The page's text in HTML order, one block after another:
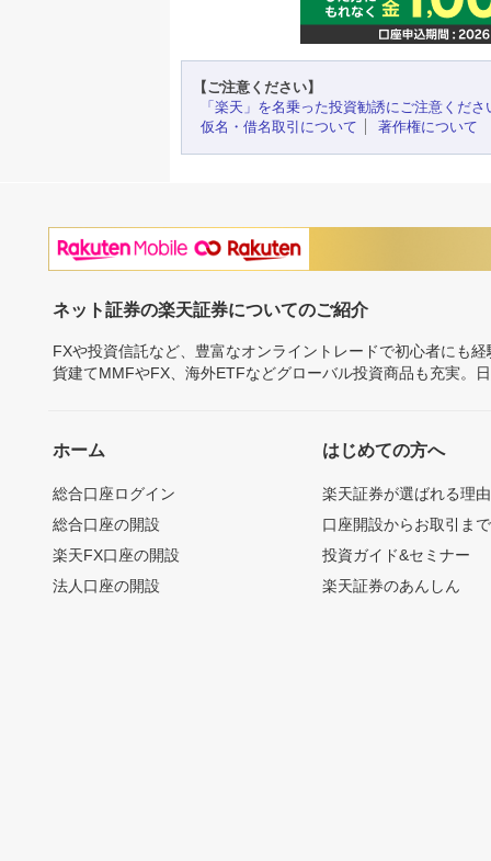
【ご注意ください】
「楽天」を名乗った投資勧誘にご注意くださ
仮名・借名取引について
著作権について
ネット証券の楽天証券についてのご紹介
FXや投資信託など、豊富なオンライントレードで初心者にも
貨建てMMFやFX、海外ETFなどグローバル投資商品も充実。
ホーム
総合口座ログイン
総合口座の開設
楽天FX口座の開設
法人口座の開設
はじめての方へ
楽天証券が選ばれる理由
口座開設からお取引ま
投資ガイド&セミナー
楽天証券のあんしん